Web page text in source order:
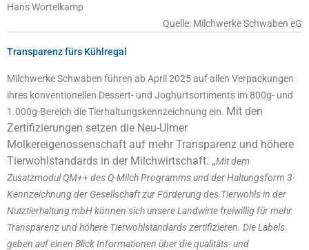
Hans Wortelkamp
Quelle: Milchwerke Schwaben eG
Transparenz fürs Kühlregal
Milchwerke Schwaben führen ab April 2025 auf allen Verpackungen
ihres konventionellen Dessert- und Joghurtsortiments im 800g- und
1.000g-Bereich die Tierhaltungskennzeichnung ein. Mit den
Zertifizierungen setzen die Neu-Ulmer
Molkereigenossenschaft auf mehr Transparenz und höhere
Tierwohlstandards in der Milchwirtschaft. „Mit dem
Zusatzmodul QM++ des Q-Milch Programms und der Haltungsform 3-
Kennzeichnung der Gesellschaft zur Förderung des Tierwohls in der
Nutztierhaltung mbH können sich unsere Landwirte freiwillig für mehr
Transparenz und höhere Tierwohlstandards zertifizieren. Die Labels
geben auf einen Blick Informationen über die qualitäts- und